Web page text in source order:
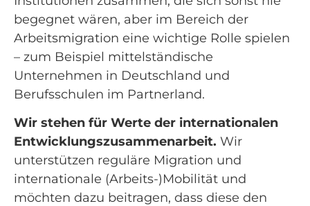
begegnet wären, aber im Bereich der
Arbeitsmigration eine wichtige Rolle spielen
– zum Beispiel mittelständische
Unternehmen in Deutschland und
Berufsschulen im Partnerland.
Wir stehen für Werte der internationalen
Entwicklungszusammenarbeit. Wir
unterstützen reguläre Migration und
internationale (Arbeits-)Mobilität und
möchten dazu beitragen, dass diese den